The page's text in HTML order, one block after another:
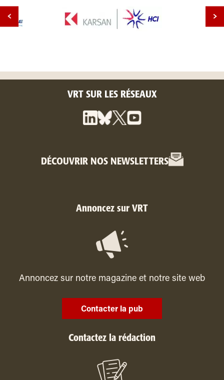
VRT SUR LES RÉSEAUX
DÉCOUVRIR NOS NEWSLETTERS
Annoncez sur VRT
Annoncez sur notre magazine et notre site web
Contacter la pub
Contactez la rédaction